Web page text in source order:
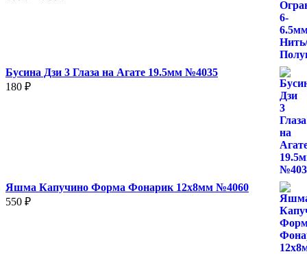
Бусина Дзи 3 Глаза на Агате 19.5мм №4035
180 ₽
Яшма Капучино Форма Фонарик 12x8мм №4060
550 ₽